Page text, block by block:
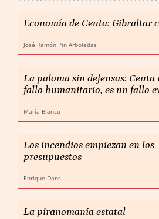
Economía de Ceuta: Gibraltar
José Ramón Pin Arboledas
La paloma sin defensas: Ceuta
fallo humanitario, es un fallo
María Blanco
Los incendios empiezan en los
presupuestos
Enrique Dans
La piranomanía estatal